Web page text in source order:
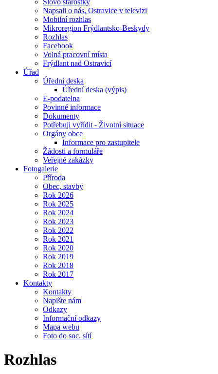
Slovo starostky
Napsali o nás, Ostravice v televizi
Mobilní rozhlas
Mikroregion Frýdlantsko-Beskydy
Rozhlas
Facebook
Volná pracovní místa
Frýdlant nad Ostravicí
Úřad
Úřední deska
Úřední deska (výpis)
E-podatelna
Povinné informace
Dokumenty
Potřebuji vyřídit - Životní situace
Orgány obce
Informace pro zastupitele
Žádosti a formuláře
Veřejné zakázky
Fotogalerie
Příroda
Obec, stavby
Rok 2026
Rok 2025
Rok 2024
Rok 2023
Rok 2022
Rok 2021
Rok 2020
Rok 2019
Rok 2018
Rok 2017
Kontakty
Kontakty
Napište nám
Odkazy
Informační odkazy
Mapa webu
Foto do soc. sítí
Rozhlas